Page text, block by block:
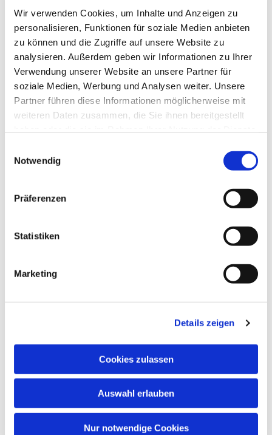
Wir verwenden Cookies, um Inhalte und Anzeigen zu
personalisieren, Funktionen für soziale Medien anbieten
zu können und die Zugriffe auf unsere Website zu
analysieren. Außerdem geben wir Informationen zu Ihrer
Verwendung unserer Website an unsere Partner für
soziale Medien, Werbung und Analysen weiter. Unsere
Partner führen diese Informationen möglicherweise mit
weiteren Daten zusammen, die Sie ihnen bereitgestellt
Notwendig
Präferenzen
Statistiken
Marketing
Details zeigen
Cookies zulassen
Auswahl erlauben
Nur notwendige Cookies
Dies könnte Sie auch
interessieren